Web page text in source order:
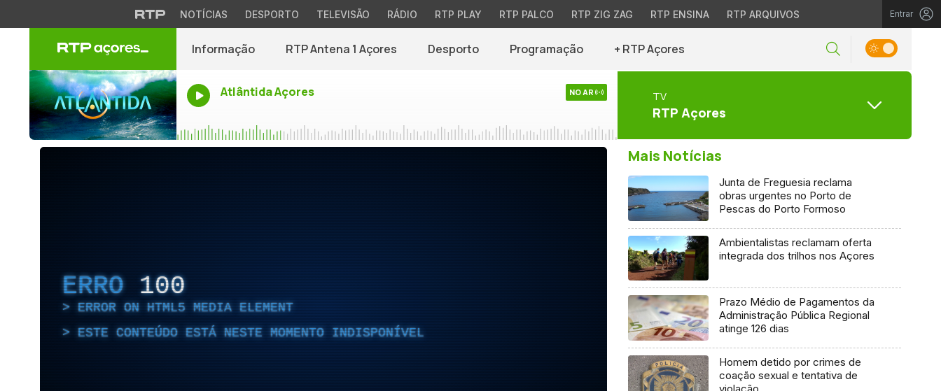
NOTÍCIAS DESPORTO TELEVISÃO RÁDIO RTP PLAY RTP PALCO RTP ZIG ZAG RTP ENSINA RTP ARQUIVOS Entrar
Informação RTP Antena 1 Açores Desporto Programação + RTP Açores
Atlântida Açores NO AR TV
RTP Açores
ERRO 100
ERROR ON HTML5 MEDIA ELEMENT
ESTE CONTEÚDO ESTÁ NESTE MOMENTO INDISPONÍVEL
Mais Notícias
Junta de Freguesia reclama
obras urgentes no Porto de
Pescas do Porto Formoso
Ambientalistas reclamam oferta
integrada dos trilhos nos Açores
Prazo Médio de Pagamentos da
Administração Pública Regional
atinge 126 dias
Homem detido por crimes de
coação sexual e tentativa de